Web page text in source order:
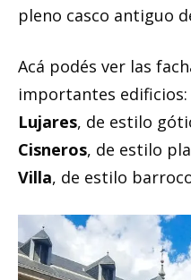
pleno casco antiguo
Acá podés ver las
importantes edificios:
Lujares, de estilo
Cisneros, de estilo
Villa, de estilo